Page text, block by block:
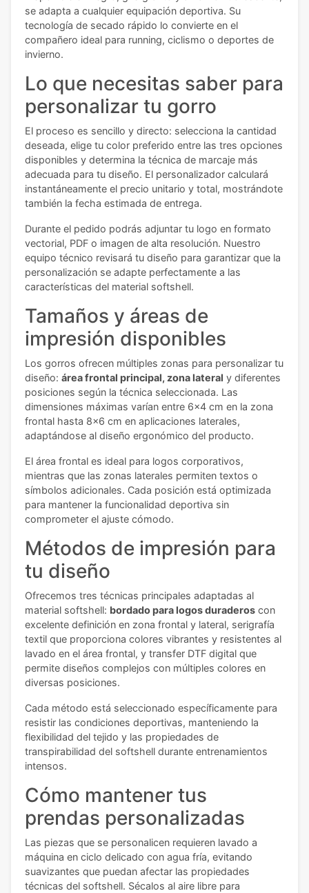
se adapta a cualquier equipación deportiva. Su
tecnología de secado rápido lo convierte en el
compañero ideal para running, ciclismo o deportes de
invierno.
Lo que necesitas saber para
personalizar tu gorro
El proceso es sencillo y directo: selecciona la cantidad
deseada, elige tu color preferido entre las tres opciones
disponibles y determina la técnica de marcaje más
adecuada para tu diseño. El personalizador calculará
instantáneamente el precio unitario y total, mostrándote
también la fecha estimada de entrega.
Durante el pedido podrás adjuntar tu logo en formato
vectorial, PDF o imagen de alta resolución. Nuestro
equipo técnico revisará tu diseño para garantizar que la
personalización se adapte perfectamente a las
características del material softshell.
Tamaños y áreas de
impresión disponibles
Los gorros ofrecen múltiples zonas para personalizar tu
diseño: área frontal principal, zona lateral y diferentes
posiciones según la técnica seleccionada. Las
dimensiones máximas varían entre 6x4 cm en la zona
frontal hasta 8x6 cm en aplicaciones laterales,
adaptándose al diseño ergonómico del producto.
El área frontal es ideal para logos corporativos,
mientras que las zonas laterales permiten textos o
símbolos adicionales. Cada posición está optimizada
para mantener la funcionalidad deportiva sin
comprometer el ajuste cómodo.
Métodos de impresión para
tu diseño
Ofrecemos tres técnicas principales adaptadas al
material softshell: bordado para logos duraderos con
excelente definición en zona frontal y lateral, serigrafía
textil que proporciona colores vibrantes y resistentes al
lavado en el área frontal, y transfer DTF digital que
permite diseños complejos con múltiples colores en
diversas posiciones.
Cada método está seleccionado específicamente para
resistir las condiciones deportivas, manteniendo la
flexibilidad del tejido y las propiedades de
transpirabilidad del softshell durante entrenamientos
intensos.
Cómo mantener tus
prendas personalizadas
Las piezas que se personalicen requieren lavado a
máquina en ciclo delicado con agua fría, evitando
suavizantes que puedan afectar las propiedades
técnicas del softshell. Sécalos al aire libre para